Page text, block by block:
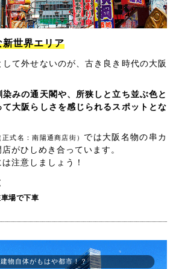
新世界エリア
て外せないのが、古き良き時代の大阪
みの通天閣や、所狭しと立ち並ぶ色と
て大阪らしさを感じられるスポットとな
正式名：南陽通商店街） では大阪名物の串カ
がひしめき合っています。
注意しましょう！
場で下車
建物自体がもはや都市！？